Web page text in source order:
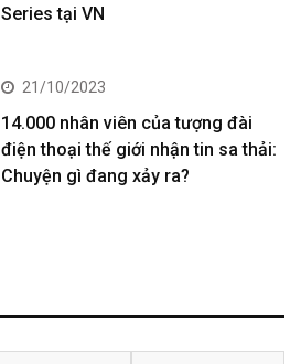
Series tại VN
21/10/2023
14.000 nhân viên của tượng đài
điện thoại thế giới nhận tin sa thải:
Chuyện gì đang xảy ra?